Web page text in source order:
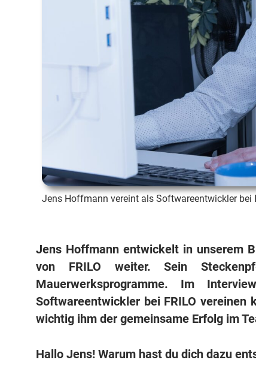
Jens Hoffmann vereint als Softwareentwickler bei
Jens Hoffmann entwickelt in unserem
von FRILO weiter. Sein
Mauerwerksprogramme. Im
Softwareentwickler bei FRILO
wichtig ihm der gemeinsame Erfolg im
Hallo Jens! Warum hast du dich dazu